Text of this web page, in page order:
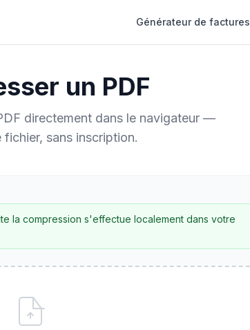
Générateur de factures
un PDF
directement dans le navigateur —
fichier, sans inscription.
la compression s'effectue localement dans votre